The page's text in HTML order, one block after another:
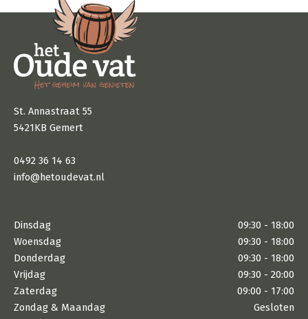
St. Annastraat 55
5421KB Gemert
0492 36 14 63
info@hetoudevat.nl
Dinsdag
09:30 - 18:00
Woensdag
09:30 - 18:00
Donderdag
09:30 - 18:00
Vrijdag
09:30 - 20:00
Zaterdag
09:00 - 17:00
Zondag & Maandag
Gesloten